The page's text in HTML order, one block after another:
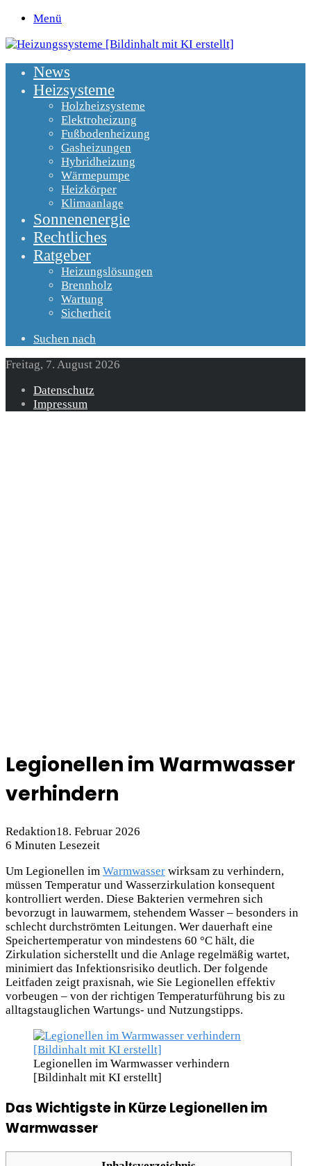
Menü
News
Heizsysteme
Holzheizsysteme
Elektroheizung
Fußbodenheizung
Gasheizungen
Hybridheizung
Wärmepumpe
Heizkörper
Klimaanlage
Sonnenenergie
Rechtliches
Ratgeber
Heizungslösungen
Brennholz
Wartung
Sicherheit
Suchen nach
Freitag, 7. August 2026
Datenschutz
Impressum
Legionellen im Warmwasser
verhindern
Redaktion18. Februar 2026
6 Minuten Lesezeit
Um Legionellen im Warmwasser wirksam zu verhindern,
müssen Temperatur und Wasserzirkulation konsequent
kontrolliert werden. Diese Bakterien vermehren sich
bevorzugt in lauwarmem, stehendem Wasser – besonders in
schlecht durchströmten Leitungen. Wer dauerhaft eine
Speichertemperatur von mindestens 60 °C hält, die
Zirkulation sicherstellt und die Anlage regelmäßig wartet,
minimiert das Infektionsrisiko deutlich. Der folgende
Leitfaden zeigt praxisnah, wie Sie Legionellen effektiv
vorbeugen – von der richtigen Temperaturführung bis zu
alltagstauglichen Wartungs- und Nutzungstipps.
Legionellen im Warmwasser verhindern
[Bildinhalt mit KI erstellt]
Das Wichtigste in Kürze Legionellen im
Warmwasser